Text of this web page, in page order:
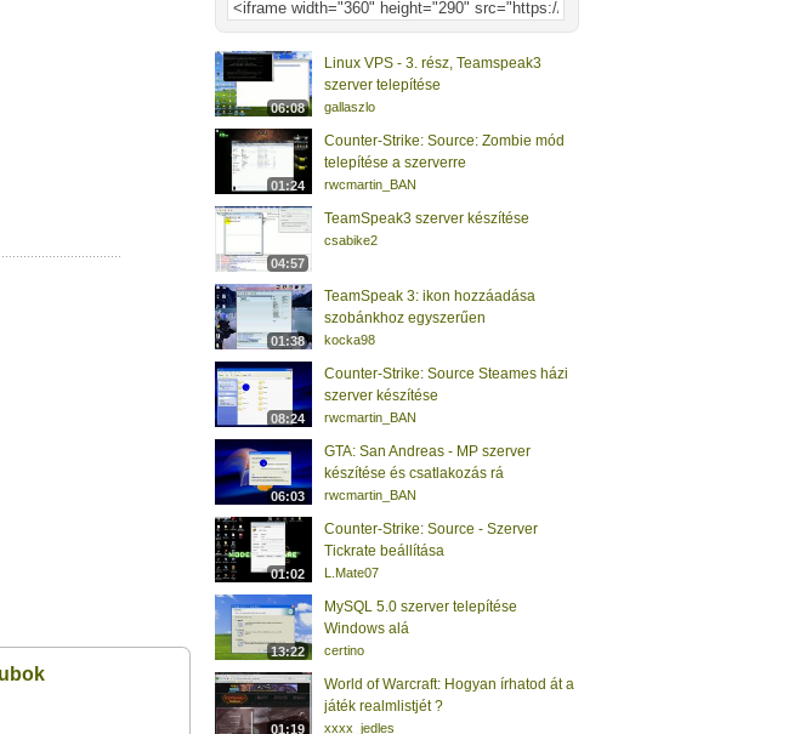
06:08
Linux VPS - 3. rész, Teamspeak3
szerver telepítése
gallaszlo
01:24
Counter-Strike: Source: Zombie mód
telepítése a szerverre
rwcmartin_BAN
04:57
TeamSpeak3 szerver készítése
csabike2
01:38
TeamSpeak 3: ikon hozzáadása
szobánkhoz egyszerűen
kocka98
08:24
Counter-Strike: Source Steames házi
szerver készítése
rwcmartin_BAN
06:03
GTA: San Andreas - MP szerver
készítése és csatlakozás rá
rwcmartin_BAN
01:02
Counter-Strike: Source - Szerver
Tickrate beállítása
L.Mate07
13:22
MySQL 5.0 szerver telepítése
Windows alá
certino
01:19
World of Warcraft: Hogyan írhatod át a
játék realmlistjét ?
xxxx_jedles